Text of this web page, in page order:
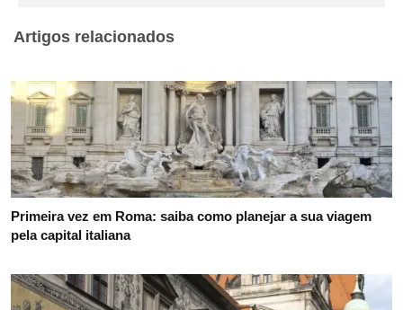
Artigos relacionados
Primeira vez em Roma: saiba como planejar a sua viagem
pela capital italiana